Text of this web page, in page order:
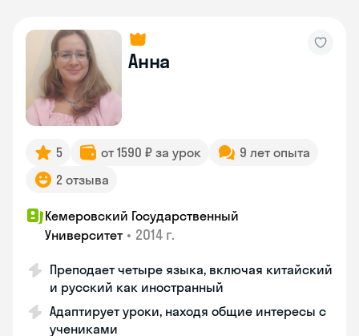
Анна
5 от 1590 ₽ за урок
9 лет опыта
2 отзыва
Кемеровский Государственный
Университет • 2014 г.
Преподает четыре языка, включая китайский
и русский как иностранный
Адаптирует уроки, находя общие интересы с
учениками